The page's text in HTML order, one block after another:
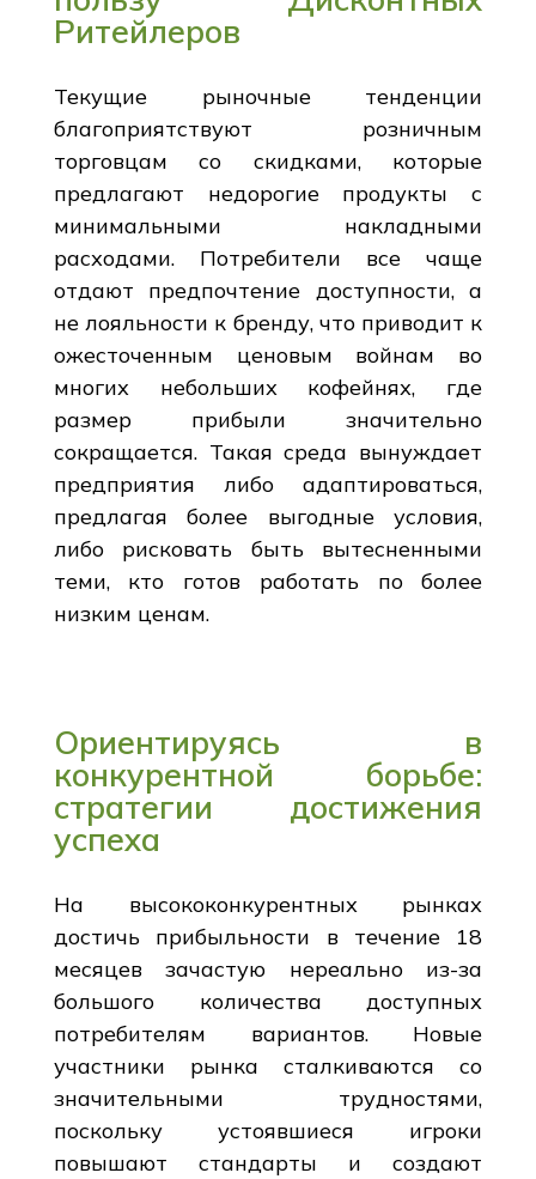
Ритейлеров
Текущие рыночные тенденции
благоприятствуют розничным
торговцам со скидками, которые
предлагают недорогие продукты с
минимальными накладными
расходами. Потребители все чаще
отдают предпочтение доступности, а
не лояльности к бренду, что приводит к
ожесточенным ценовым войнам во
многих небольших кофейнях, где
размер прибыли значительно
сокращается. Такая среда вынуждает
предприятия либо адаптироваться,
предлагая более выгодные условия,
либо рисковать быть вытесненными
теми, кто готов работать по более
низким ценам.
Ориентируясь в
конкурентной борьбе:
стратегии достижения
успеха
На высококонкурентных рынках
достичь прибыльности в течение 18
месяцев зачастую нереально из-за
большого количества доступных
потребителям вариантов. Новые
участники рынка сталкиваются со
значительными трудностями,
поскольку устоявшиеся игроки
повышают стандарты и создают